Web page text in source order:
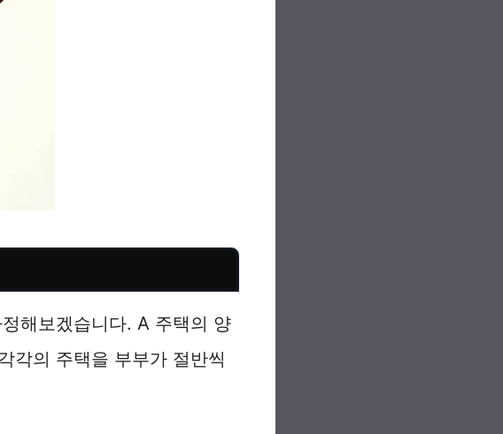
해보겠습니다. A 주택의 양
각의 주택을 부부가 절반씩